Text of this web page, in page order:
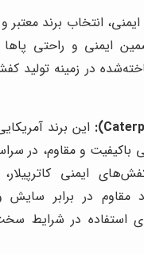
انتخاب برند معتبر و
ایمنی و راحتی
در زمینه تولید
این برند
و مقاوم، در
ایمنی کاترپیلار،
مقاوم در برابر
استفاده در شرایط